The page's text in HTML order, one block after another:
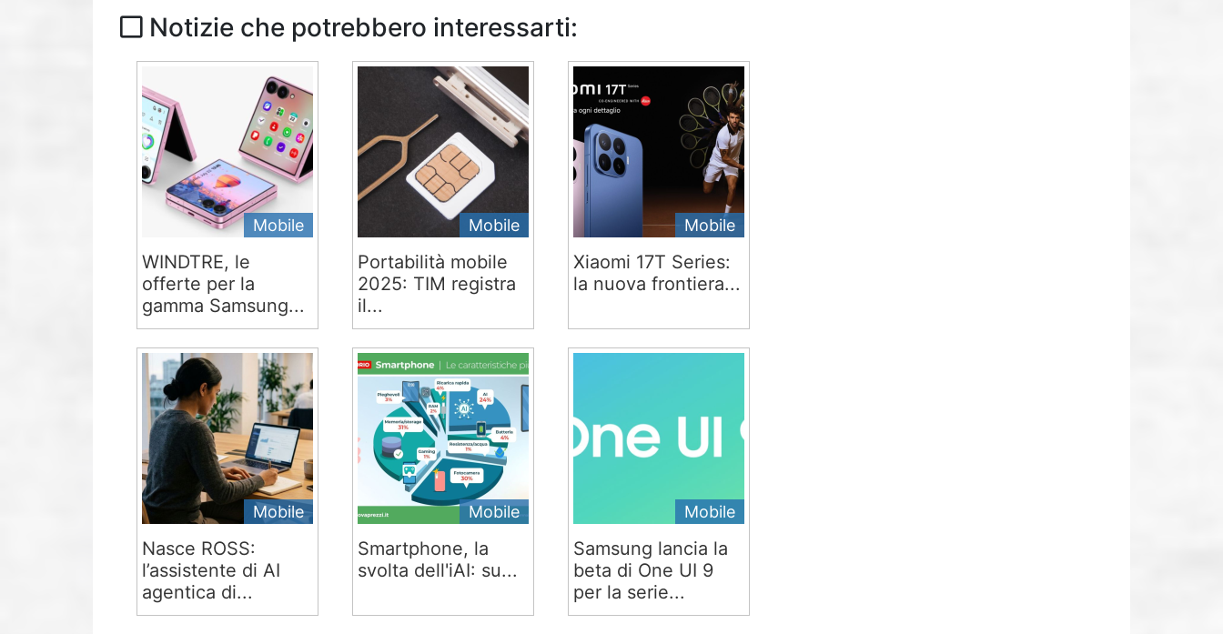
Notizie che potrebbero interessarti:
Mobile
WINDTRE, le
offerte per la
gamma Samsung...
Mobile
Portabilità mobile
2025: TIM registra
il...
Mobile
Xiaomi 17T Series:
la nuova frontiera...
Mobile
Nasce ROSS:
l’assistente di AI
agentica di...
Mobile
Smartphone, la
svolta dell'iAI: su...
Mobile
Samsung lancia la
beta di One UI 9
per la serie...